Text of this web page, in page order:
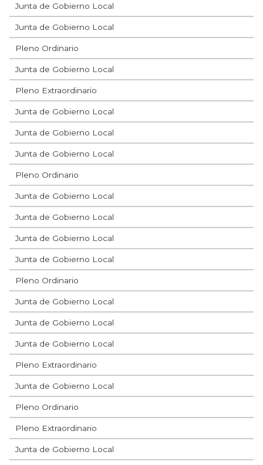
Junta de Gobierno Local
Junta de Gobierno Local
Pleno Ordinario
Junta de Gobierno Local
Pleno Extraordinario
Junta de Gobierno Local
Junta de Gobierno Local
Junta de Gobierno Local
Pleno Ordinario
Junta de Gobierno Local
Junta de Gobierno Local
Junta de Gobierno Local
Junta de Gobierno Local
Pleno Ordinario
Junta de Gobierno Local
Junta de Gobierno Local
Junta de Gobierno Local
Pleno Extraordinario
Junta de Gobierno Local
Pleno Ordinario
Pleno Extraordinario
Junta de Gobierno Local